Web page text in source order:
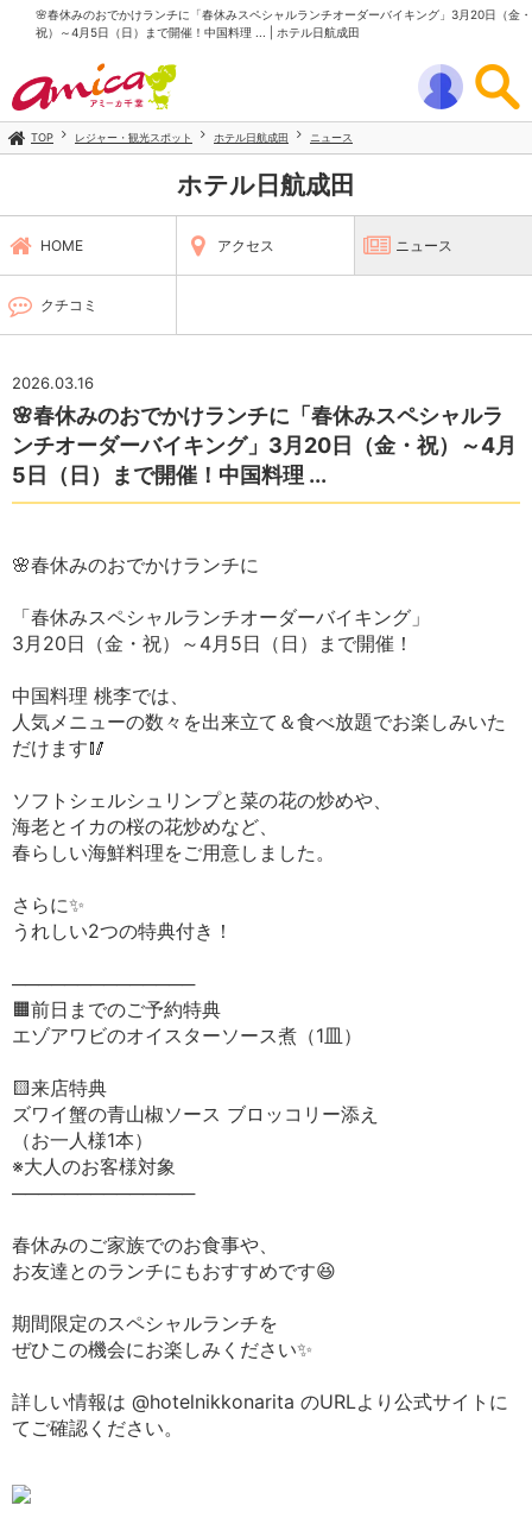
🌸春休みのおでかけランチに「春休みスペシャルランチオーダーバイキング」3月20日（金・
祝）～4月5日（日）まで開催！中国料理 ... | ホテル日航成田
TOP レジャー・観光スポット ホテル日航成田 ニュース
ホテル日航成田
HOME アクセス ニュース
クチコミ
2026.03.16
🌸春休みのおでかけランチに「春休みスペシャルラ
ンチオーダーバイキング」3月20日（金・祝）～4月
5日（日）まで開催！中国料理 ...
🌸春休みのおでかけランチに
「春休みスペシャルランチオーダーバイキング」
3月20日（金・祝）～4月5日（日）まで開催！
中国料理 桃李では、
人気メニューの数々を出来立て＆食べ放題でお楽しみいた
だけます🥢
ソフトシェルシュリンプと菜の花の炒めや、
海老とイカの桜の花炒めなど、
春らしい海鮮料理をご用意しました。
さらに✨
うれしい2つの特典付き！
──────────────
🟧前日までのご予約特典
エゾアワビのオイスターソース煮（1皿）
🟨来店特典
ズワイ蟹の青山椒ソース ブロッコリー添え
（お一人様1本）
※大人のお客様対象
──────────────
春休みのご家族でのお食事や、
お友達とのランチにもおすすめです😆
期間限定のスペシャルランチを
ぜひこの機会にお楽しみください✨
詳しい情報は @hotelnikkonarita のURLより公式サイトに
てご確認ください。